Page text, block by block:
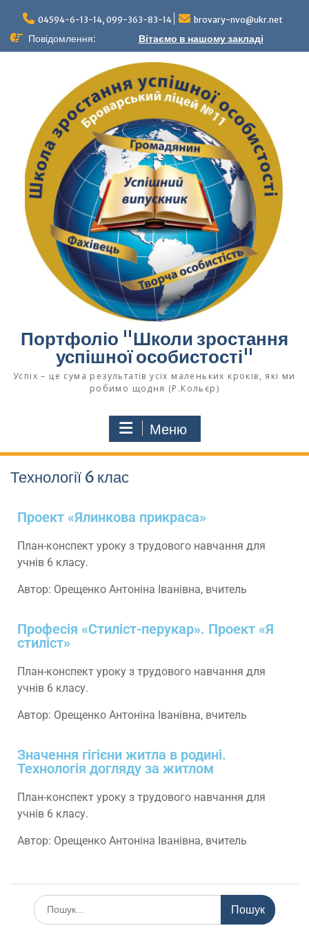
04594-6-13-14, 099-363-83-14 brovary-nvo@ukr.net
Повідомлення: Вітаємо в нашому закладі
Портфоліо "Школи зростання
успішної особистості"
Успіх – це сума результатів усіх маленьких кроків, які ми
робимо щодня (Р.Кольєр)
Меню
Технології 6 клас
Проект «Ялинкова прикраса»
План-конспект уроку з трудового навчання для
учнів 6 класу.
Автор: Орещенко Антоніна Іванівна, вчитель
Професія «Стиліст-перукар». Проект «Я
стиліст»
План-конспект уроку з трудового навчання для
учнів 6 класу.
Автор: Орещенко Антоніна Іванівна, вчитель
Значення гігієни житла в родині.
Технологія догляду за житлом
План-конспект уроку з трудового навчання для
учнів 6 класу.
Автор: Орещенко Антоніна Іванівна, вчитель